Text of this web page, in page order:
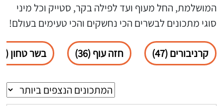
המושלמת, החל מעוף ועד לפילה בקר, סטייק וכל מיני
סוגי מתכונים לבשרים הכי נחשקים והכי טעימים בעולם!
קרניבורים (47) חזה עוף (36) בשר טחון (34)